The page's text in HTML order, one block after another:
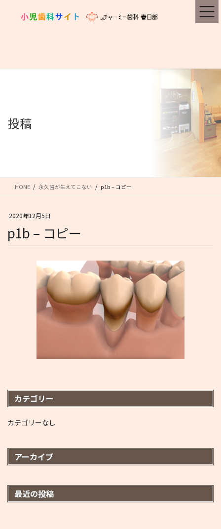
投稿
HOME 永久歯が生えてこない p1b – コピー
2020年12月5日
p1b – コピー
カテゴリー
カテゴリーなし
アーカイブ
最近の投稿